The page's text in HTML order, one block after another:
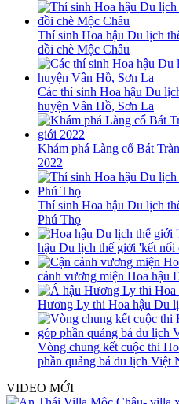
Thí sinh Hoa hậu Du lịch
đồi chè Mộc Châu
Các thí sinh Hoa hậu Du
huyện Vân Hồ, Sơn La
Khám phá Làng cổ Bát
2022
Thí sinh Hoa hậu Du lịch
Phú Thọ
hậu Du lịch thế giới 'kết
cảnh vương miện Hoa hậu
Hương Ly thi Hoa hậu Du
Vòng chung kết cuộc thi
phần quảng bá du lịch Việt
VIDEO MỚI